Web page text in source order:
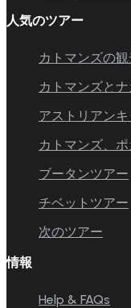
人気のツアー
カトマンズの
カトマンズと
アストリアン
カトマンズ、
ブータンツアー
チベットツアー
次のツアー
情報
Help & FAQs